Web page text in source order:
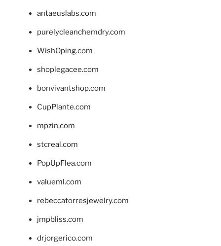
antaeuslabs.com
purelycleanchemdry.com
WishOping.com
shoplegacee.com
bonvivantshop.com
CupPlante.com
mpzin.com
stcreal.com
PopUpFlea.com
valueml.com
rebeccatorresjewelry.com
jmpbliss.com
drjorgerico.com